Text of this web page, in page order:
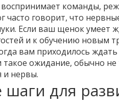
команды,
часто говорит, что
Если ваш щенок умеет
и к обучению новым
вам приходилось
ожидание, обычно
и нервы.
шаги для